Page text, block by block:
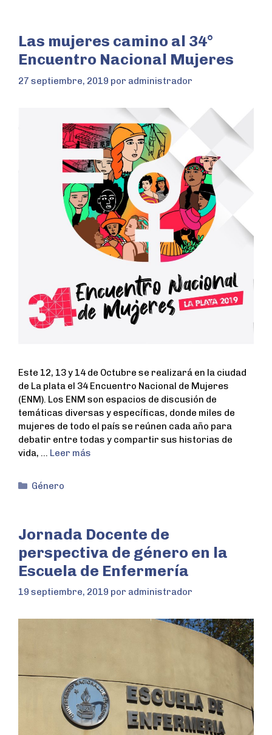
Las mujeres camino al 34°
Encuentro Nacional Mujeres
27 septiembre, 2019 por administrador
Este 12, 13 y 14 de Octubre se realizará en la ciudad
de La plata el 34 Encuentro Nacional de Mujeres
(ENM). Los ENM son espacios de discusión de
temáticas diversas y específicas, donde miles de
mujeres de todo el país se reúnen cada año para
debatir entre todas y compartir sus historias de
vida, … Leer más
Género
Jornada Docente de
perspectiva de género en la
Escuela de Enfermería
19 septiembre, 2019 por administrador